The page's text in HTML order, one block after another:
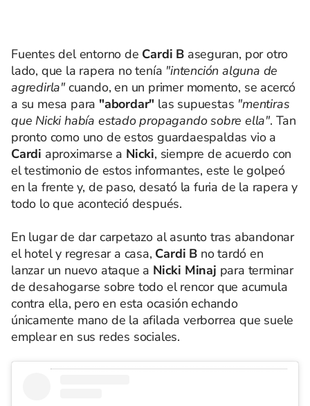
Fuentes del entorno de Cardi B aseguran, por otro
lado, que la rapera no tenía "intención alguna de
agredirla"cuando, en un primer momento, se acercó
a su mesa para "abordar" las supuestas "mentiras
que Nicki había estado propagando sobre ella". Tan
pronto como uno de estos guardaespaldas vio a
Cardi aproximarse a Nicki, siempre de acuerdo con
el testimonio de estos informantes, este le golpeó
en la frente y, de paso, desató la furia de la rapera y
todo lo que aconteció después.
En lugar de dar carpetazo al asunto tras abandonar
el hotel y regresar a casa, Cardi B no tardó en
lanzar un nuevo ataque a Nicki Minaj para terminar
de desahogarse sobre todo el rencor que acumula
contra ella, pero en esta ocasión echando
únicamente mano de la afilada verborrea que suele
emplear en sus redes sociales.